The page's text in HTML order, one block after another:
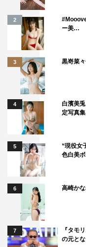
2
ー美…
3 黒嵜菜
4
白濱美
定写真
5
“現役女
色白美
6 高崎か
7
『タモ
の元と